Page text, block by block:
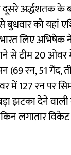
अर्द्धशतक के
बुधवार को यहां
लिए
से टीम 20 ओवर
(69 रन, 51 गेंद,
में 127 रन पर
झटका देने
लगातार